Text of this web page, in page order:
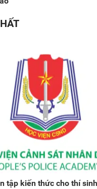
tập kiến thức cho thí